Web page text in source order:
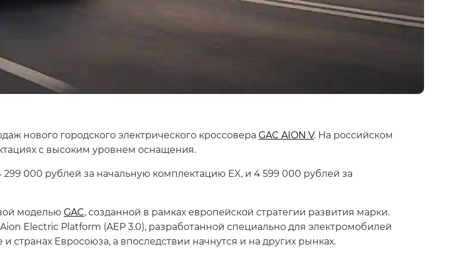
нового городского электрического кроссовера GAC AION V. На российском
с высоким уровнем оснащения.
000 рублей за начальную комплектацию EX, и 4 599 000 рублей за
моделью GAC, созданной в рамках европейской стратегии развития марки.
Electric Platform (AEP 3.0), разработанной специально для электромобилей
странах Евросоюза, а впоследствии начнутся и на других рынках.